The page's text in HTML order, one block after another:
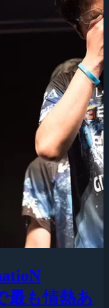
最も情熱あ